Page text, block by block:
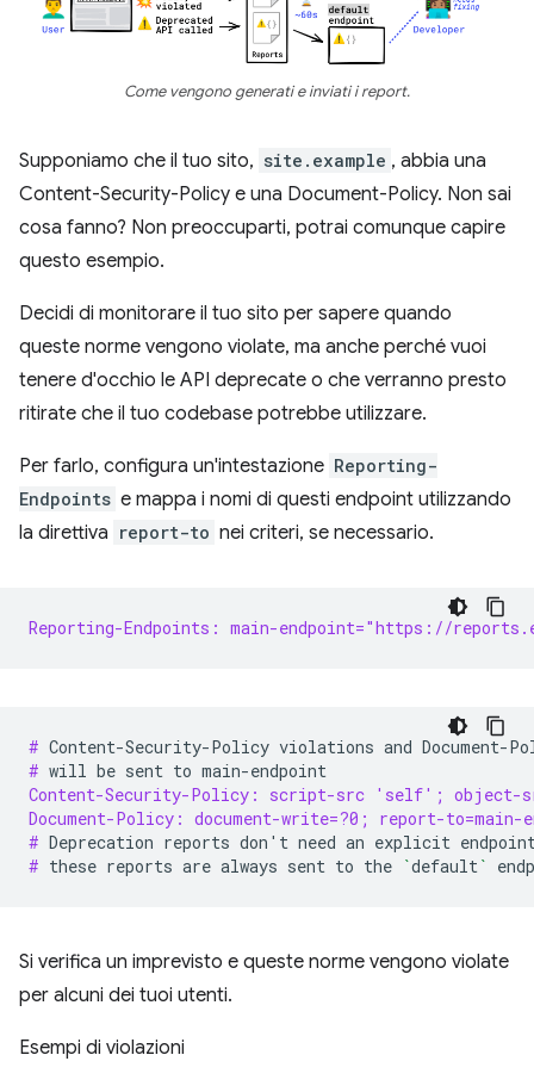
Come vengono generati e inviati i report.
Supponiamo che il tuo sito, site.example , abbia una
Content-Security-Policy e una Document-Policy. Non sai
cosa fanno? Non preoccuparti, potrai comunque capire
questo esempio.
Decidi di monitorare il tuo sito per sapere quando
queste norme vengono violate, ma anche perché vuoi
tenere d'occhio le API deprecate o che verranno presto
ritirate che il tuo codebase potrebbe utilizzare.
Per farlo, configura un'intestazione Reporting-
Endpoints e mappa i nomi di questi endpoint utilizzando
la direttiva report-to nei criteri, se necessario.
Reporting-Endpoints: main-endpoint="https://
# Content-Security-Policy violations and Document-
# will be sent to
Content-Security-Policy: script-src 'self'; object-
Document-Policy: document-write=?0; report-to=main-
# Deprecation reports don ' t need an explicit
# these reports are always sent to the `default `
Si verifica un imprevisto e queste norme vengono violate
per alcuni dei tuoi utenti.
Esempi di violazioni